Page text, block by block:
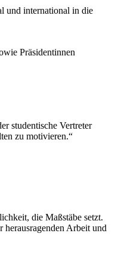
und international in die
Präsidentinnen
studentische Vertreter
zu motivieren.“
die Maßstäbe setzt.
Arbeit und